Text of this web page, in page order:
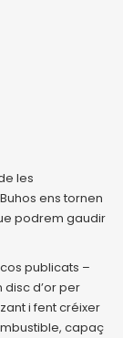
les
ens tornen
podrem gaudir
publicats –
disc d’or per
i fent créixer
capaç